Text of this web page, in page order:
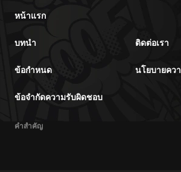
หน้าแรก
บทนำ ติดต่อเรา
ข้อกำหนด นโยบายคว
ข้อจำกัดความรับผิดชอบ
คำสำคัญ